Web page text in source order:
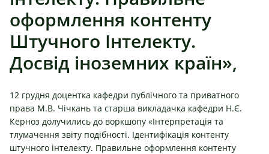
оформлення контенту
Штучного Інтелекту.
Досвід іноземних країн»,
12 грудня доцентка кафедри публічного та приватного
права М.В. Чічкань та старша викладачка кафедри Н.Є.
Керноз долучились до воркшопу «Інтерпретація та
тлумачення звіту подібності. Ідентифікація контенту
штучного інтелекту. Правильне оформлення контенту